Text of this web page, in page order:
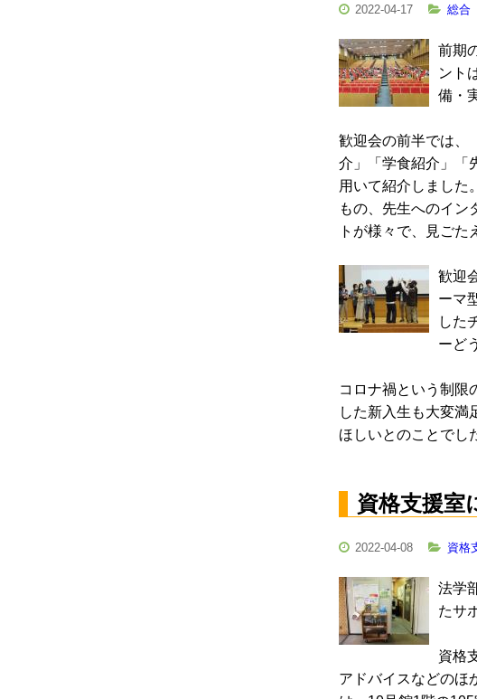
2022-04-17 総合
前期
ント
備・
歓迎会の前半では、
介」「学食紹介」「
用いて紹介しました
もの、先生へのイン
トが様々で、見ごた
歓迎
ーマ
した
ーど
コロナ禍という制限
した新入生も大変満
ほしいとのことでし
資格支援室
2022-04-08 資格
法学
たサ
資格
アドバイスなどのほ